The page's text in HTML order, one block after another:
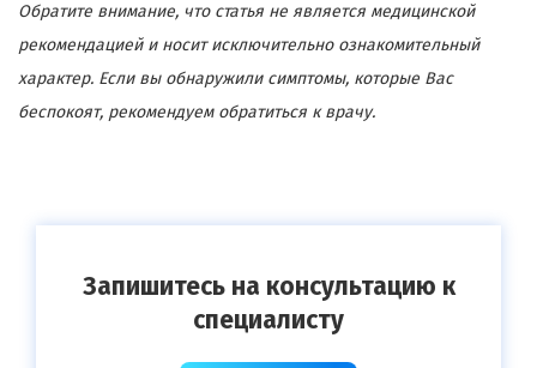
Обратите внимание, что статья не является медицинской
рекомендацией и носит исключительно ознакомительный
характер. Если вы обнаружили симптомы, которые Вас
беспокоят, рекомендуем обратиться к врачу.
Запишитесь на консультацию к
специалисту